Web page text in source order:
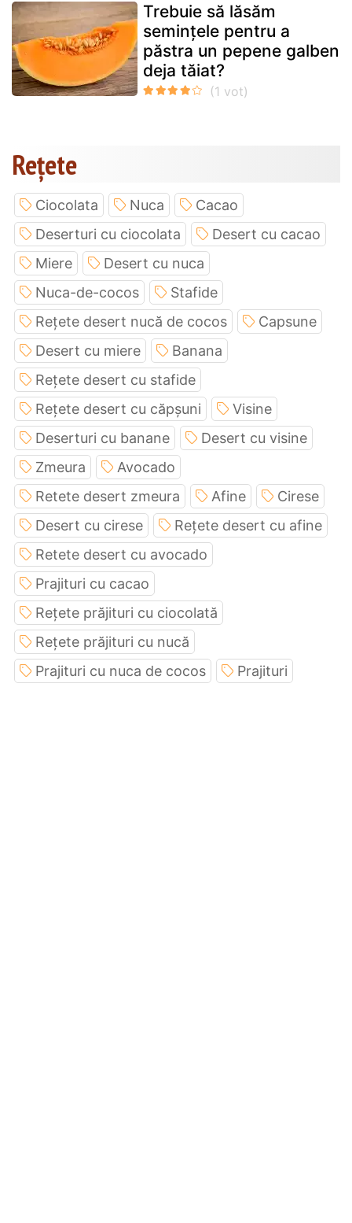
Trebuie să lăsăm
semințele pentru a
păstra un pepene galben
deja tăiat?
Rețete
Ciocolata Nuca
Cacao
Deserturi cu ciocolata
Desert cu cacao
Miere
Desert cu nuca
Nuca-de-cocos
Stafide
Rețete desert nucă de cocos
Capsune
Desert cu miere
Banana
Rețete desert cu stafide
Rețete desert cu căpșuni
Visine
Deserturi cu banane
Desert cu visine
Zmeura
Avocado
Retete desert zmeura
Afine
Cirese
Desert cu cirese
Rețete desert cu afine
Retete desert cu avocado
Prajituri cu cacao
Rețete prăjituri cu ciocolată
Rețete prăjituri cu nucă
Prajituri cu nuca de cocos
Prajituri